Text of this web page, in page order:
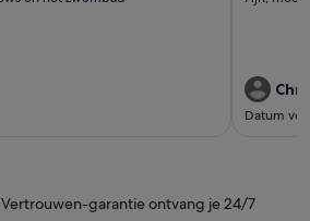
Datum
garantie ontvang je 24/7